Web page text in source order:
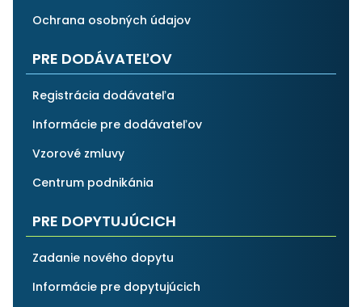
Ochrana osobných údajov
PRE DODÁVATEĽOV
Registrácia dodávateľa
Informácie pre dodávateľov
Vzorové zmluvy
Centrum podnikánia
PRE DOPYTUJÚCICH
Zadanie nového dopytu
Informácie pre dopytujúcich